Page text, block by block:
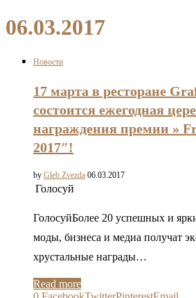
06.03.2017
Новости
17 марта в ресторане
состоится ежегодная
награждения премии »
2017″!
by Gleb Zvezda 06.03.2017
Голосуй
ГолосуйБолее 20 успешных и
моды, бизнеса и медиа получат
хрустальные награды…
Read more